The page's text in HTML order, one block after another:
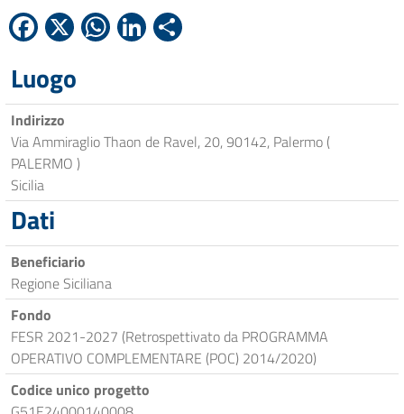
Facebook
X WhatsApp
LinkedIn
Luogo
Indirizzo
Via Ammiraglio Thaon de Ravel, 20, 90142, Palermo (
PALERMO )
Sicilia
Dati
Beneficiario
Regione Siciliana
Fondo
FESR 2021-2027 (Retrospettivato da PROGRAMMA
OPERATIVO COMPLEMENTARE (POC) 2014/2020)
Codice unico progetto